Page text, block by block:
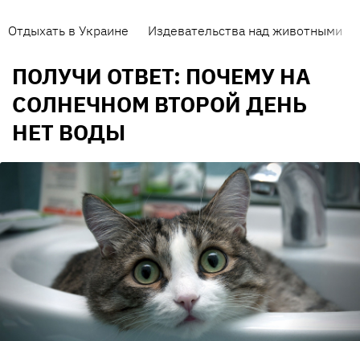
Отдыхать в Украине Издевательства над животными
ПОЛУЧИ ОТВЕТ: ПОЧЕМУ НА
СОЛНЕЧНОМ ВТОРОЙ ДЕНЬ
НЕТ ВОДЫ